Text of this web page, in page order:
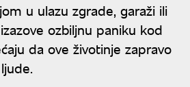
u ulazu zgrade, garaži ili
ozbiljnu paniku kod
da ove životinje zapravo